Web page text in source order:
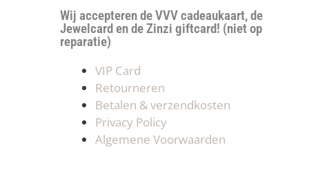
Wij accepteren de VVV cadeaukaart, de
Jewelcard en de Zinzi giftcard! (niet op
reparatie)
VIP Card
Retourneren
Betalen & verzendkosten
Privacy Policy
Algemene Voorwaarden